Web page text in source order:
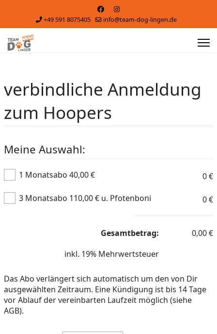
+49 591 8075405 info@team-dog-lingen.de
verbindliche Anmeldung
zum Hoopers
Meine Auswahl:
1 Monatsabo 40,00 € 0€
3 Monatsabo 110,00 € u. Pfotenboni 0€
Gesamtbetrag: 0,00€
inkl. 19% Mehrwertsteuer
Das Abo verlängert sich automatisch um den von Dir
ausgewählten Zeitraum. Eine Kündigung ist bis 14 Tage
vor Ablauf der vereinbarten Laufzeit möglich (siehe
AGB).